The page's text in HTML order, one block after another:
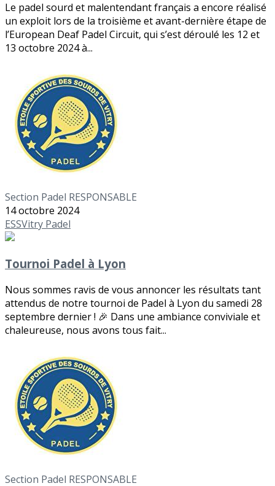
Le padel sourd et malentendant français a encore réalisé
un exploit lors de la troisième et avant-dernière étape de
l’European Deaf Padel Circuit, qui s’est déroulé les 12 et
13 octobre 2024 à...
Section Padel RESPONSABLE
14 octobre 2024
ESSVitry Padel
Tournoi Padel à Lyon
Nous sommes ravis de vous annoncer les résultats tant
attendus de notre tournoi de Padel à Lyon du samedi 28
septembre dernier ! 🎉 Dans une ambiance conviviale et
chaleureuse, nous avons tous fait...
Section Padel RESPONSABLE